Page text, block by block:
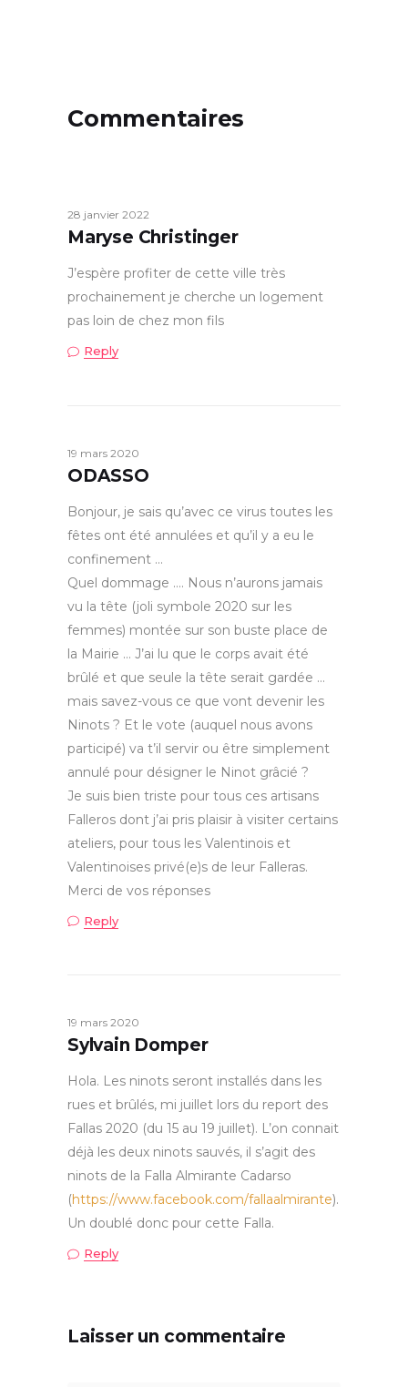
Commentaires
28 janvier 2022
Maryse Christinger
J’espère profiter de cette ville très
prochainement je cherche un logement
pas loin de chez mon fils
Reply
19 mars 2020
ODASSO
Bonjour, je sais qu’avec ce virus toutes les
fêtes ont été annulées et qu’il y a eu le
confinement …
Quel dommage …. Nous n’aurons jamais
vu la tête (joli symbole 2020 sur les
femmes) montée sur son buste place de
la Mairie … J’ai lu que le corps avait été
brûlé et que seule la tête serait gardée …
mais savez-vous ce que vont devenir les
Ninots ? Et le vote (auquel nous avons
participé) va t’il servir ou être simplement
annulé pour désigner le Ninot grâcié ?
Je suis bien triste pour tous ces artisans
Falleros dont j’ai pris plaisir à visiter certains
ateliers, pour tous les Valentinois et
Valentinoises privé(e)s de leur Falleras.
Merci de vos réponses
Reply
19 mars 2020
Sylvain Domper
Hola. Les ninots seront installés dans les
rues et brûlés, mi juillet lors du report des
Fallas 2020 (du 15 au 19 juillet). L’on connait
déjà les deux ninots sauvés, il s’agit des
ninots de la Falla Almirante Cadarso
(https://www.facebook.com/fallaalmirante).
Un doublé donc pour cette Falla.
Reply
Laisser un commentaire